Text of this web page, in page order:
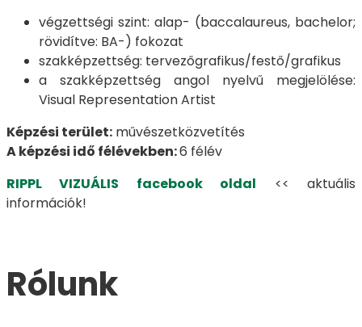
végzettségi szint: alap- (baccalaureus, bachelor;
rövidítve: BA-) fokozat
szakképzettség: tervezőgrafikus/festő/grafikus
a szakképzettség angol nyelvű megjelölése:
Visual Representation Artist
Képzési terület: művészetközvetítés
A képzési idő félévekben:6 félév
RIPPL VIZUÁLIS facebook oldal << aktuális
információk!
Rólunk